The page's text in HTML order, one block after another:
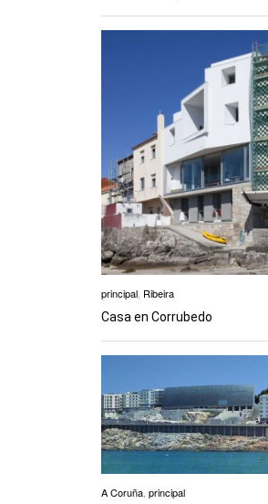
principal, Ribeira
Casa en Corrubedo
A Coruña, principal